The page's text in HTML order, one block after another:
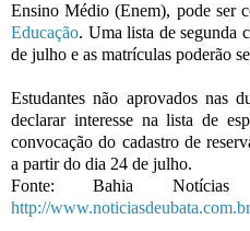
Ensino Médio (Enem), pode ser
Educação. Uma lista de segunda
de julho e as matrículas poderão
Estudantes não aprovados nas
declarar interesse na lista de
convocação do cadastro de
a partir do dia 24 de julho.
Fonte: Bahia
http://